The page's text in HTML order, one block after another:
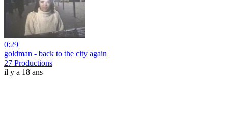
0:29
goldman - back to the city again
27 Productions
il y a 18 ans